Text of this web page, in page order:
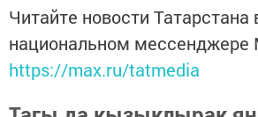
Читайте новости Татарстана
национальном мессенджере
https://max.ru/tatmedia